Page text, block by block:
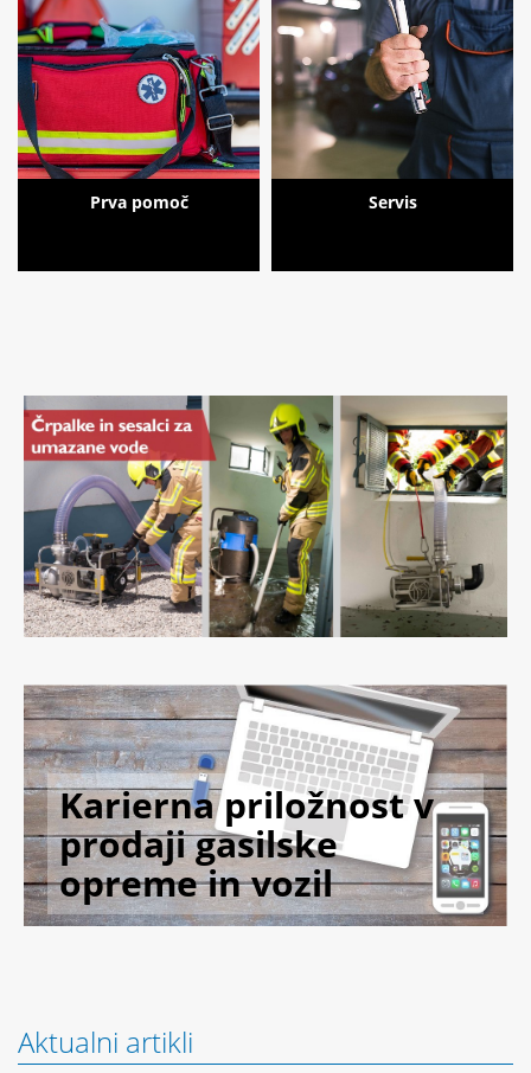
Prva pomoč Servis
Karierna priložnost v
prodaji gasilske
opreme in vozil
Aktualni artikli